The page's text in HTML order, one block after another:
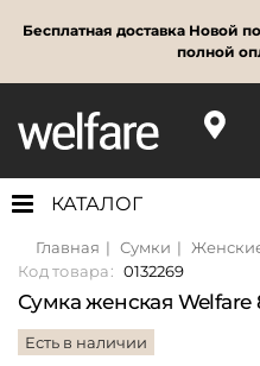
Бесплатная доставка Новой
полной
КАТАЛОГ
Главная Сумки
Код товара: 0132269
Сумка женская Welfare
Есть в наличии